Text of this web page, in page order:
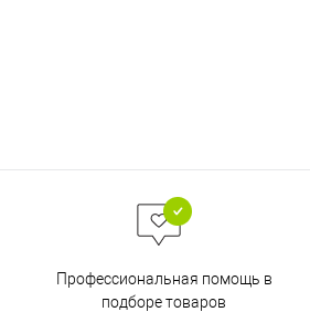
Профессиональная помощь в
подборе товаров